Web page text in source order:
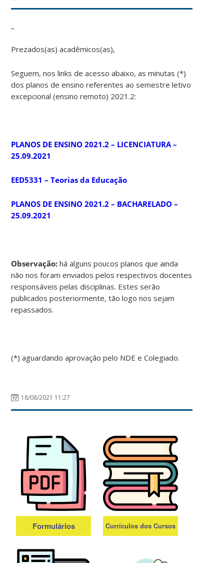
Prezados(as) acadêmicos(as),
Seguem, nos links de acesso abaixo, as minutas (*)
dos planos de ensino referentes ao semestre letivo
excepcional (ensino remoto) 2021.2:
PLANOS DE ENSINO 2021.2 – LICENCIATURA –
25.09.2021
EED5331 – Teorias da Educação
PLANOS DE ENSINO 2021.2 – BACHARELADO –
25.09.2021
Observação: há alguns poucos planos que ainda
não nos foram enviados pelos respectivos docentes
responsáveis pelas disciplinas. Estes serão
publicados posteriormente, tão logo nos sejam
repassados.
(*) aguardando aprovação pelo NDE e Colegiado.
18/08/2021 11:27
Formulários Currículos dos Cursos